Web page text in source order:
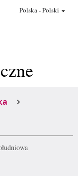
Polska-Polski